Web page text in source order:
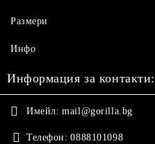
Размери
Инфо
Информация за контакти:
Имейл: mail@gorilla.bg
Телефон: 0888101098